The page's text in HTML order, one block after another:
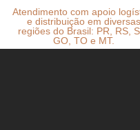
Atendimento com apoio
e distribuição em diversas
regiões do Brasil: PR, RS,
GO, TO e MT.